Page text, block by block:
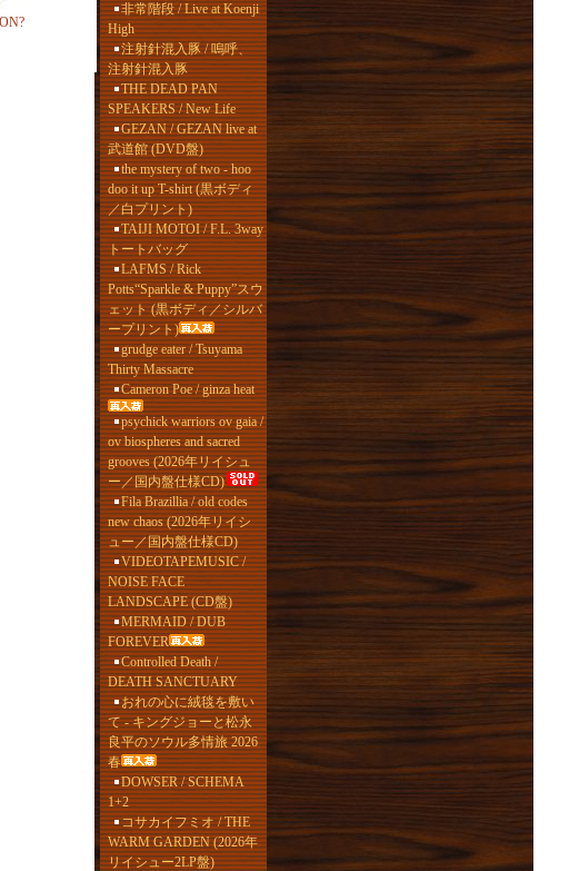
非常階段 / Live at Koenji
High
注射針混入豚 / 嗚呼、
注射針混入豚
THE DEAD PAN
SPEAKERS / New Life
GEZAN / GEZAN live at
武道館 (DVD盤)
the mystery of two - hoo
doo it up T-shirt (黒ボディ
／白プリント)
TAIJI MOTOI / F.L. 3way
トートバッグ
LAFMS / Rick
Potts“Sparkle & Puppy”スウ
ェット (黒ボディ／シルバ
ープリント)
grudge eater / Tsuyama
Thirty Massacre
Cameron Poe / ginza heat
psychick warriors ov gaia /
ov biospheres and sacred
grooves (2026年リイシュ
ー／国内盤仕様CD)
Fila Brazillia / old codes
new chaos (2026年リイシ
ュー／国内盤仕様CD)
VIDEOTAPEMUSIC /
NOISE FACE
LANDSCAPE (CD盤)
MERMAID / DUB
FOREVER
Controlled Death /
DEATH SANCTUARY
おれの心に絨毯を敷い
て - キングジョーと松永
良平のソウル多情旅 2026
春
DOWSER / SCHEMA
1+2
コサカイフミオ / THE
WARM GARDEN (2026年
リイシュー2LP盤)